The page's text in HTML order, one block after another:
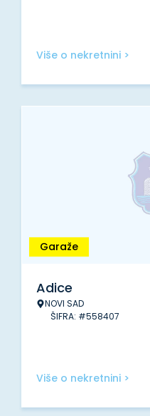
Više o nekretnini >
Garaže
Adice
NOVI SAD
ŠIFRA: #558407
Više o nekretnini >